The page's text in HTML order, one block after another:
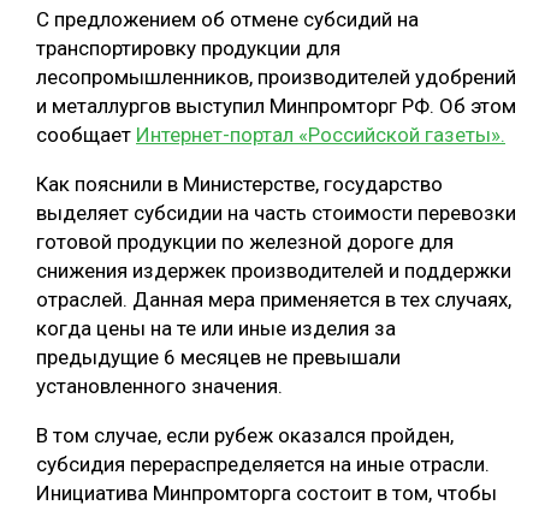
ЛЕСОВОССТАНОВЛЕНИЕ И ЗАЩИТА
ЛОГИСТИКА
ПРОИЗВОДСТВО ДРЕВЕСНЫХ ПЛИТ
КОМПЛЕКСНАЯ ПЕРЕРАБОТКА
ЛЕСОПИЛЕНИЕ
ДЕРЕВЯННОЕ ДОМОСТРОЕНИЕ
БЕЗОПАСНОЕ ПРОИЗВОДСТВО
СОРТИРОВКА ДРЕВЕСИНЫ
СУШКА ДРЕВЕСИНЫ
МЕБЕЛЬНОЕ ПРОИЗВОДСТВО
ТЕМАТИЧЕСКИЕ ПРОЕКТЫ
С предложением об отмене субсидий на
транспортировку продукции для
лесопромышленников, производителей удобрений
и металлургов выступил Минпромторг РФ. Об этом
сообщает Интернет-портал «Российской газеты».
Как пояснили в Министерстве, государство
выделяет субсидии на часть стоимости перевозки
готовой продукции по железной дороге для
снижения издержек производителей и поддержки
отраслей. Данная мера применяется в тех случаях,
когда цены на те или иные изделия за
предыдущие 6 месяцев не превышали
установленного значения.
В том случае, если рубеж оказался пройден,
субсидия перераспределяется на иные отрасли.
Инициатива Минпромторга состоит в том, чтобы